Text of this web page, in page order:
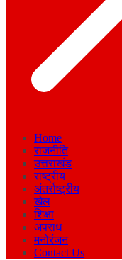
Home
राजनीति
उत्तराखंड
राष्ट्रीय
अंतर्राष्ट्रीय
खेल
शिक्षा
अपराध
मनोरंजन
Contact Us